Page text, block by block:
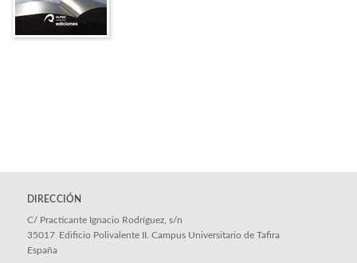
DIRECCIÓN
C/ Practicante Ignacio Rodríguez, s/n
35017 Edificio Polivalente II. Campus Universitario de Tafira
España